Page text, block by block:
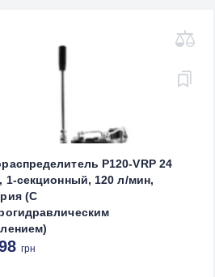
P120-VRP 24
1-секционный, 120 л/мин,
(С
грн